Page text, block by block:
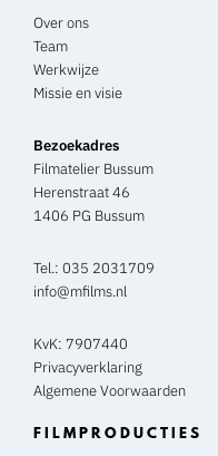
Over ons
Team
Werkwijze
Missie en visie
Bezoekadres
Filmatelier Bussum
Herenstraat 46
1406 PG Bussum
Tel.: 035 2031709
info@mfilms.nl
KvK: 7907440
Privacyverklaring
Algemene Voorwaarden
FILMPRODUCTIES